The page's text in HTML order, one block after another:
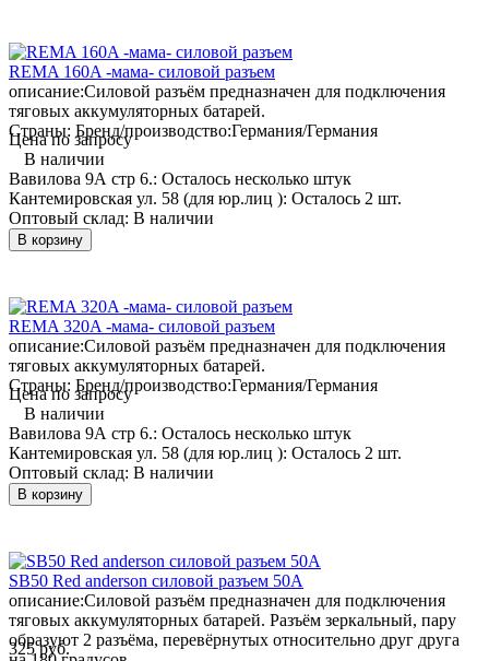
REMA 160A -мама- силовой разъем
описание:Силовой разъём предназначен для подключения
тяговых аккумуляторных батарей.
Страны: Бренд/производство:Германия/Германия
Цена по запросу
В наличии
Вавилова 9А стр 6.: Осталось несколько штук
Кантемировская ул. 58 (для юр.лиц ): Осталось 2 шт.
Оптовый склад: В наличии
В корзину
REMA 320A -мама- силовой разъем
описание:Силовой разъём предназначен для подключения
тяговых аккумуляторных батарей.
Страны: Бренд/производство:Германия/Германия
Цена по запросу
В наличии
Вавилова 9А стр 6.: Осталось несколько штук
Кантемировская ул. 58 (для юр.лиц ): Осталось 2 шт.
Оптовый склад: В наличии
В корзину
SB50 Red anderson силовой разъем 50А
описание:Силовой разъём предназначен для подключения
тяговых аккумуляторных батарей. Разъём зеркальный, пару
образуют 2 разъёма, перевёрнутых относительно друг друга
325 руб.